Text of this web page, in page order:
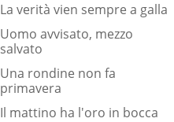
La verità vien sempre a galla
Uomo avvisato, mezzo
salvato
Una rondine non fa
primavera
Il mattino ha l'oro in bocca